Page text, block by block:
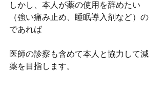
しかし、本人が薬の使用を辞めたい
（強い痛み止め、睡眠導入剤など）の
であれば
医師の診察も含めて本人と協力して減
薬を目指します。